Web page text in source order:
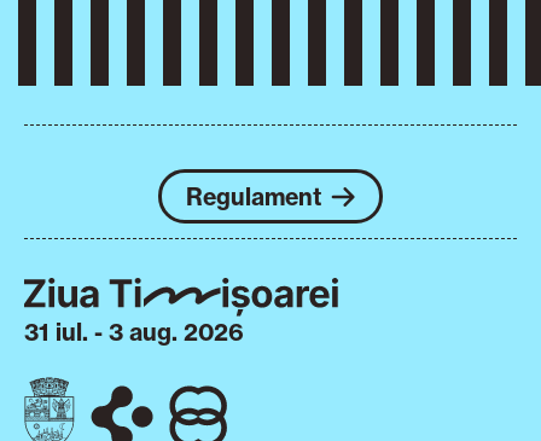
Regulament
31 iul. - 3 aug. 2026